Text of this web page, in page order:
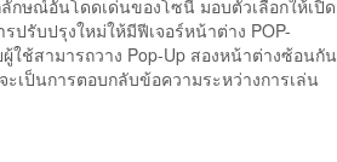
ษณ์อันโดดเด่นของโซนี่ มอบตัวเลือกให้เปิด
รับปรุงใหม่ให้มีฟีเจอร์หน้าต่าง POP-
ใช้สามารถวาง Pop-Up สองหน้าต่างซ้อนกัน
เป็นการตอบกลับข้อความระหว่างการเล่น